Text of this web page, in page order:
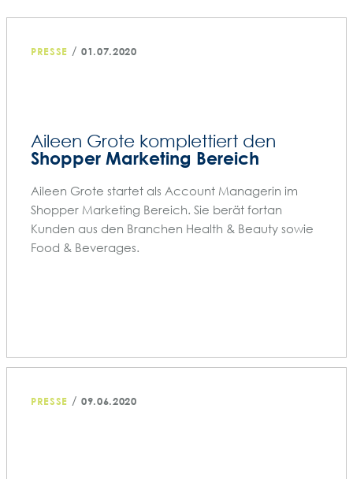
PRESSE /01.07.2020
Aileen Grote komplettiert den
Shopper Marketing Bereich
Aileen Grote startet als Account Managerin im
Shopper Marketing Bereich. Sie berät fortan
Kunden aus den Branchen Health & Beauty sowie
Food & Beverages.
PRESSE /09.06.2020